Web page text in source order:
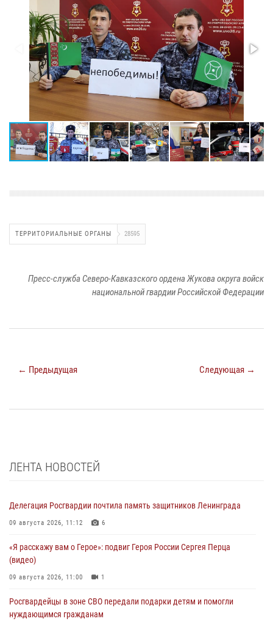
ТЕРРИТОРИАЛЬНЫЕ ОРГАНЫ 28595
Пресс-служба Северо-Кавказского ордена Жукова округа войск
национальной гвардии Российской Федерации
← Предыдущая Следующая →
ЛЕНТА НОВОСТЕЙ
Делегация Росгвардии почтила память защитников Ленинграда
09 августа 2026, 11:12 6
«Я расскажу вам о Герое»: подвиг Героя России Сергея Перца
(видео)
09 августа 2026, 11:00 1
Росгвардейцы в зоне СВО передали подарки детям и помогли
нуждающимся гражданам